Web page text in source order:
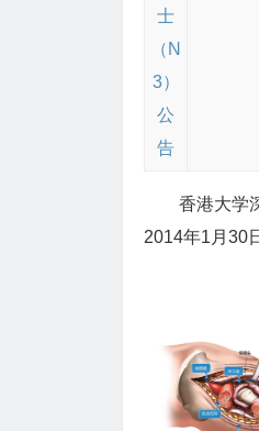
香港大学
2014年1月30